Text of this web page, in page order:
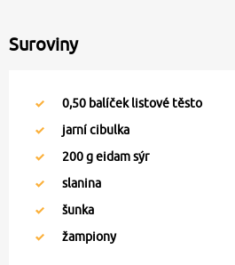
Suroviny
0,50 balíček listové těsto
jarní cibulka
200g eidam sýr
slanina
šunka
žampiony